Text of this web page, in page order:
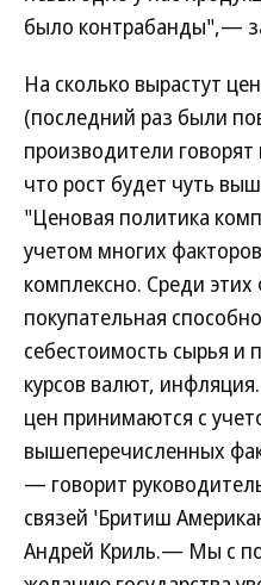
было контрабанды",—
На сколько вырастут
(последний раз были
производители
что рост будет чуть
"Ценовая политика
учетом многих
комплексно. Среди
покупательная
себестоимость сырья и
курсов валют,
цен принимаются с
вышеперечисленных
— говорит
связей 'Бритиш
Андрей Криль.— Мы с